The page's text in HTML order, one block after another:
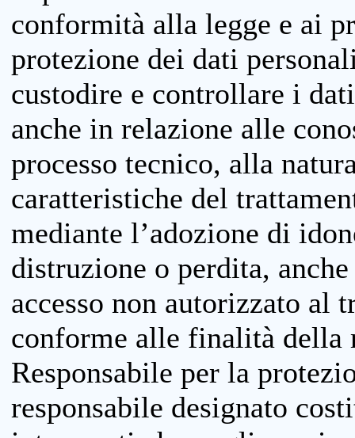
conformità alla legge e ai
protezione dei dati
custodire e controllare i
anche in relazione alle
processo tecnico, alla
caratteristiche del
mediante l’adozione di
distruzione o perdita,
accesso non autorizzato al
conforme alle finalità della
Responsabile per la
responsabile designato